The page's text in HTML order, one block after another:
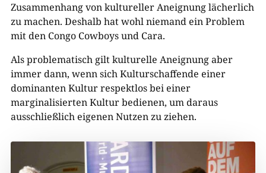
Zusammenhang von kultureller Aneignung lächerlich
zu machen. Deshalb hat wohl niemand ein Problem
mit den Congo Cowboys und Cara.
Als problematisch gilt kulturelle Aneignung aber
immer dann, wenn sich Kulturschaffende einer
dominanten Kultur respektlos bei einer
marginalisierten Kultur bedienen, um daraus
ausschließlich eigenen Nutzen zu ziehen.